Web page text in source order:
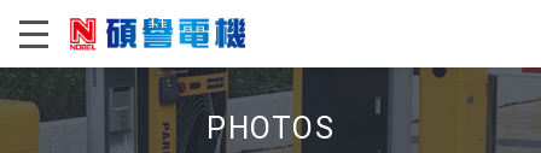
PHOTOS